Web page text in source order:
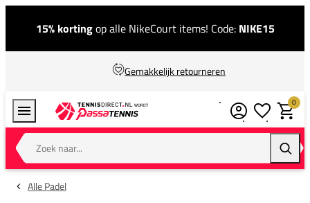
15% kortingop alle NikeCourt items! Code: NIKE15
Gemakkelijk retourneren
Zoek naar...
0
Alle Padel